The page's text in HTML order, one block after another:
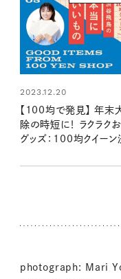
2023.12.20
【100均で発見】 年末
除の時短に！ ラクラク
グッズ：100均クイーン
3回
photograph: Mari